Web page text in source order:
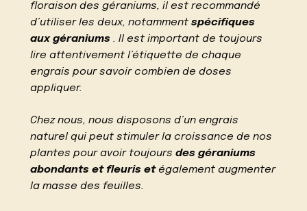
floraison des géraniums, il est recommandé
d’utiliser les deux, notammentspécifiques
aux géraniums . Il est important de toujours
lire attentivement l’étiquette de chaque
engrais pour savoir combien de doses
appliquer.
Chez nous, nous disposons d’un engrais
naturel qui peut stimuler la croissance de nos
plantes pour avoir toujoursdes géraniums
abondants et fleuris etégalement augmenter
la masse des feuilles.